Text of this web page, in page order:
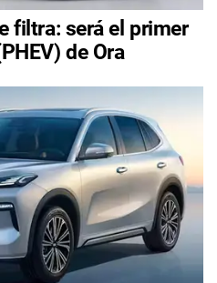
filtra: será el primer
de Ora